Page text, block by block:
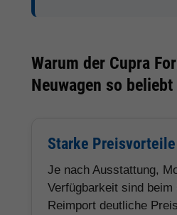
Warum der Cupra
Neuwagen so
Starke Preisvorteile
Je nach Ausstattung,
Verfügbarkeit sind beim
Reimport deutliche